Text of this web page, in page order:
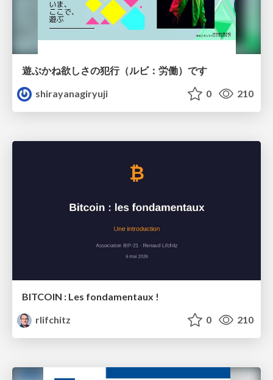
遊ぶかね欲しさの犯行（ルビ：労働）です
shirayanagiryuji
0 210
BITCOIN : Les fondamentaux !
rlifchitz
0 210